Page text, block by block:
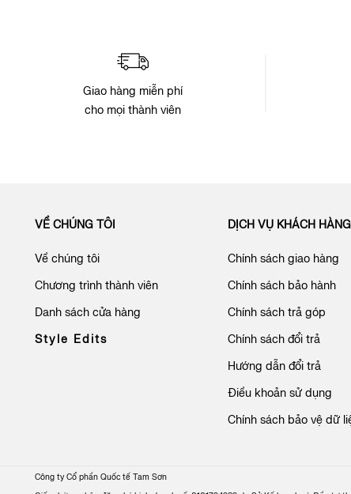
Giao hàng miễn phí
cho mọi thành viên
VỀ CHÚNG TÔI
Về chúng tôi
Chương trình thành viên
Danh sách cửa hàng
Style Edits
DỊCH VỤ KHÁCH HÀNG
Chính sách giao hàng
Chính sách bảo hành
Chính sách trả góp
Chính sách đổi trả
Hướng dẫn đổi trả
Điều khoản sử dụng
Chính sách bảo vệ dữ
Công ty Cổ phần Quốc tế Tam Sơn